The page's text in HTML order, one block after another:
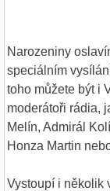
Narozeniny
speciálním
toho můžete být i
moderátoři rádia,
Melín, Admirál
Honza Martin
Vystoupí i několik